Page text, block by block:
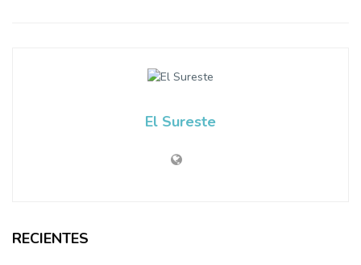
El Sureste
RECIENTES